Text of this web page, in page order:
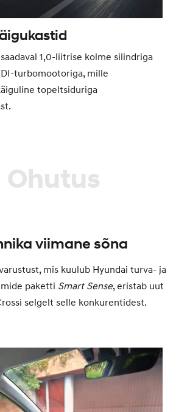
1,0-liitrise kolme silindriga
turbomootoriga, mille
topeltsiduriga
Ohutus
viimane sõna
mis kuulub Hyundai turva- ja
paketti Smart Sense, eristab uut
selgelt selle konkurentidest.